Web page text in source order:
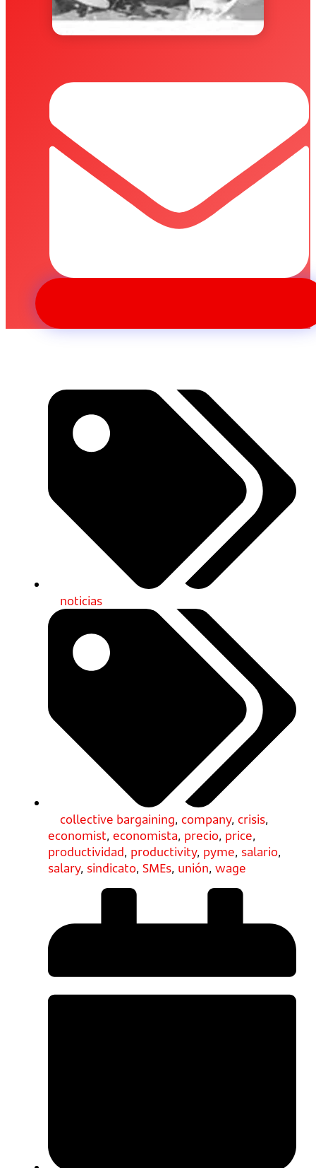
noticias
collective bargaining, company, crisis,
economist, economista, precio, price,
productividad, productivity, pyme, salario,
salary, sindicato, SMEs, unión, wage